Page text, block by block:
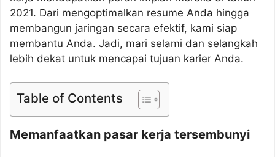
2021. Dari mengoptimalkan resume Anda hingga
membangun jaringan secara efektif, kami siap
membantu Anda. Jadi, mari selami dan selangkah
lebih dekat untuk mencapai tujuan karier Anda.
Table of Contents
Memanfaatkan pasar kerja tersembunyi